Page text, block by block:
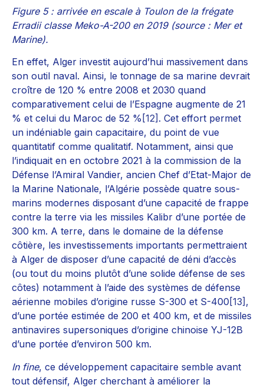
Figure 5 : arrivée en escale à Toulon de la frégate
Erradii classe Meko-A-200 en 2019 (source : Mer et
Marine).
En effet, Alger investit aujourd’hui massivement dans
son outil naval. Ainsi, le tonnage de sa marine devrait
croître de 120 % entre 2008 et 2030 quand
comparativement celui de l’Espagne augmente de 21
% et celui du Maroc de 52 % [12] . Cet effort permet
un indéniable gain capacitaire, du point de vue
quantitatif comme qualitatif. Notamment, ainsi que
l’indiquait en en octobre 2021 à la commission de la
Défense l’Amiral Vandier, ancien Chef d’Etat-Major de
la Marine Nationale, l’Algérie possède quatre sous-
marins modernes disposant d’une capacité de frappe
contre la terre via les missiles Kalibr d’une portée de
300 km. A terre, dans le domaine de la défense
côtière, les investissements importants permettraient
à Alger de disposer d’une capacité de déni d’accès
(ou tout du moins plutôt d’une solide défense de ses
côtes) notamment à l’aide des systèmes de défense
aérienne mobiles d’origine russe S-300 et S-400 [13] ,
d’une portée estimée de 200 et 400 km, et de missiles
antinavires supersoniques d’origine chinoise YJ-12B
d’une portée d’environ 500 km.
In fine, ce développement capacitaire semble avant
tout défensif, Alger cherchant à améliorer la